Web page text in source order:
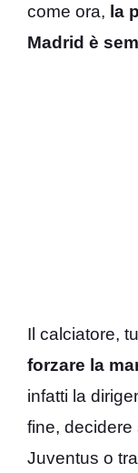
come ora, la
Madrid è
Il calciatore,
forzare la
infatti la
fine, decidere
Juventus o